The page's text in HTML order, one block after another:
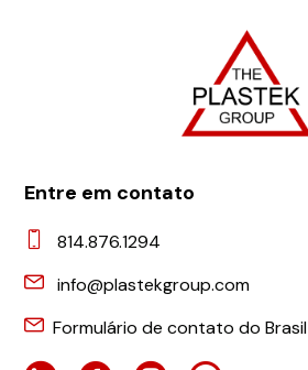
Entre em contato
814.876.1294
info@plastekgroup.com
Formulário de contato do Brasil